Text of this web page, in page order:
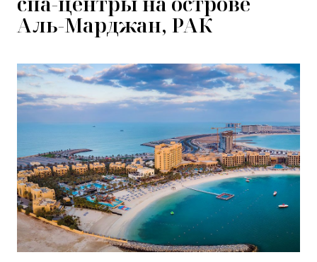
Аль-Марджан, РАК